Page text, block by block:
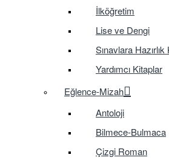
İlköğretim
Lise ve Dengi
Sınavlara Hazırlık
Yardımcı Kitaplar
Eğlence-Mizah
Antoloji
Bilmece-Bulmaca
Çizgi Roman